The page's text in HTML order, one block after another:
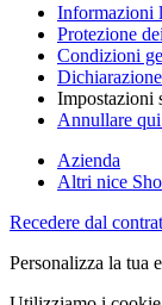
Informazioni
Protezione
Condizioni
Impostazioni
Annullare
Azienda
Altri nice
Recedere dal
Personalizza la tua